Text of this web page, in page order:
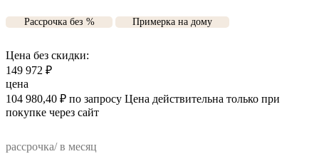
Рассрочка без % Примерка на дому
Цена без скидки:
149 972 ₽
цена
104 980,40 ₽ по запросу Цена действительна только при
покупке через сайт
рассрочка/ в месяц